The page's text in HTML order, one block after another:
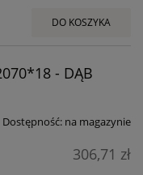
DO KOSZYKA
- DĄB
Dostępność: na magazynie
306,71 zł